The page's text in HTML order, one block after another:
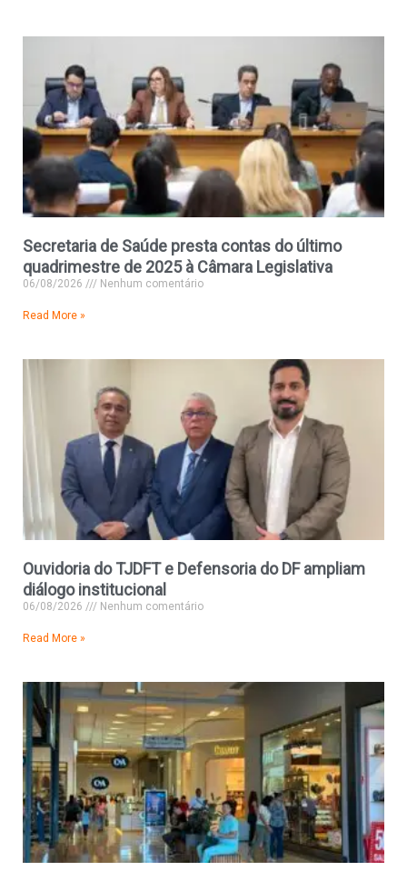
Secretaria de Saúde presta contas do último
quadrimestre de 2025 à Câmara Legislativa
06/08/2026 Nenhum comentário
Read More »
Ouvidoria do TJDFT e Defensoria do DF ampliam
diálogo institucional
06/08/2026 Nenhum comentário
Read More »